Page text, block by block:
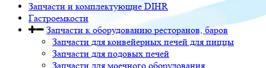
Запчасти и комплектующие DIHR
Гастроемкости
Запчасти к оборудованию ресторанов, баров
Запчасти для конвейерных печей для пиццы
Запчасти для подовых печей
Запчасти для моечного оборудования